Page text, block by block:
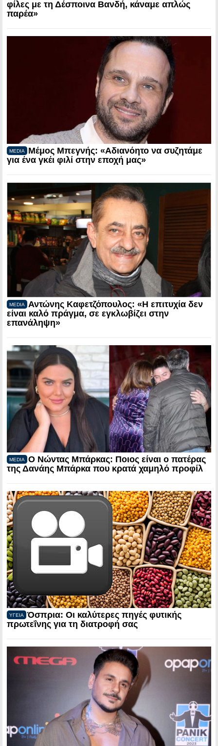
φίλες με τη Δέσποινα Βανδή, κάναμε απλώς
παρέα»
MEDIA
Μέμος Μπεγνής: «Αδιανόητο να συζητάμε
για ένα γκέι φιλί στην εποχή μας»
MEDIA
Αντώνης Καφετζόπουλος: «Η επιτυχία δεν
είναι καλό πράγμα, σε εγκλωβίζει στην
επανάληψη»
MEDIA
Ο Νώντας Μπάρκας: Ποιος είναι ο πατέρας
της Δανάης Μπάρκα που κρατά χαμηλό προφίλ
ΥΓΕΙΑ
Όσπρια: Οι καλύτερες πηγές φυτικής
πρωτεΐνης για τη διατροφή σας